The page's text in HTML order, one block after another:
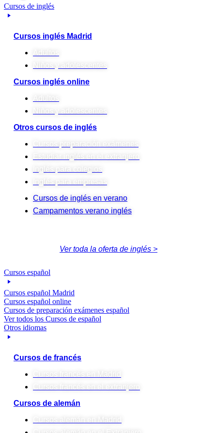
Cursos de inglés
Cursos inglés Madrid
Adultos
Niños y adolescentes
Cursos inglés online
Adultos
Niños y adolescentes
Otros cursos de inglés
Cursos preparación exámenes
Estudiar inglés en el extranjero
Inglés para colegios
Inglés para empresas
Cursos de inglés en verano
Campamentos verano inglés
Ver toda la oferta de inglés >
Cursos español
Cursos español Madrid
Cursos español online
Cursos de preparación exámenes español
Ver todos los Cursos de español
Otros idiomas
Cursos de francés
Cursos francés en Madrid
Cursos de alemán
Cursos alemán en Madrid